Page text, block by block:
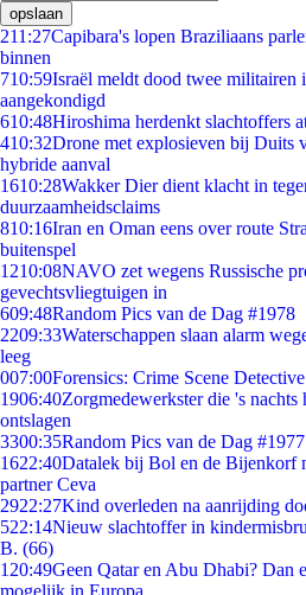
opslaan
211:27Capibara's lopen Braziliaans
binnen
710:59Israël meldt dood twee
aangekondigd
610:48Hiroshima herdenkt slachtoffers
410:32Drone met explosieven bij Duits
hybride aanval
1610:28Wakker Dier dient klacht in
duurzaamheidsclaims
810:16Iran en Oman eens over route
buitenspel
1210:08NAVO zet wegens Russische
gevechtsvliegtuigen in
609:48Random Pics van de Dag #1978
2209:33Waterschappen slaan alarm
leeg
007:00Forensics: Crime Scene Detective
1906:40Zorgmedewerkster die 's nachts
ontslagen
3300:35Random Pics van de Dag #1977
1622:40Datalek bij Bol en de Bijenkorf
partner Ceva
2922:27Kind overleden na aanrijding
522:14Nieuw slachtoffer in
B. (66)
1 20:49Geen Qatar en Abu Dhabi? Dan
mogelijk in Europa